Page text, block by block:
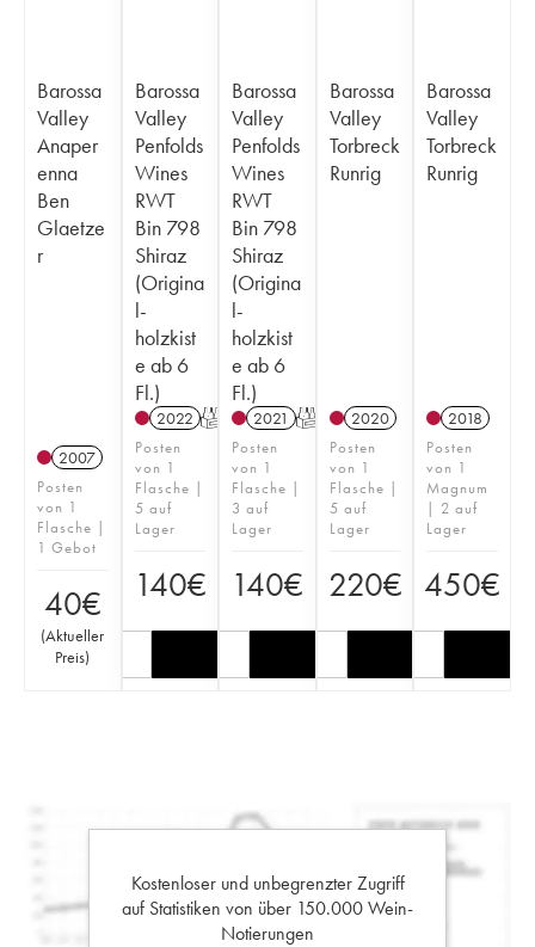
Barossa
Valley
Anaper
enna
Ben
Glaetze
r
2007
Posten
von 1
Flasche |
1 Gebot
40€
(Aktueller
Preis)
Barossa
Valley
Penfolds
Wines
RWT
Bin 798
Shiraz
(Origina
l-
holzkist
e ab 6
Fl.)
2022 T
Posten
von 1
Flasche |
5 auf
Lager
140€
Barossa
Valley
Penfolds
Wines
RWT
Bin 798
Shiraz
(Origina
l-
holzkist
e ab 6
Fl.)
2021 T
Posten
von 1
Flasche |
3 auf
Lager
140€
Barossa
Valley
Torbreck
Runrig
2020
Posten
von 1
Flasche |
5 auf
Lager
220€
Barossa
Valley
Torbreck
Runrig
2018
Posten
von 1
Magnum
| 2 auf
Lager
450€
Kostenloser und unbegrenzter Zugriff
auf Statistiken von über 150.000 Wein-
Notierungen